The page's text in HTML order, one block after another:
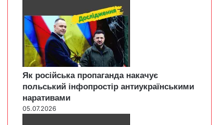
Як російська пропаганда накачує
польський інфопростір антиукраїнськими
наративами
05.07.2026